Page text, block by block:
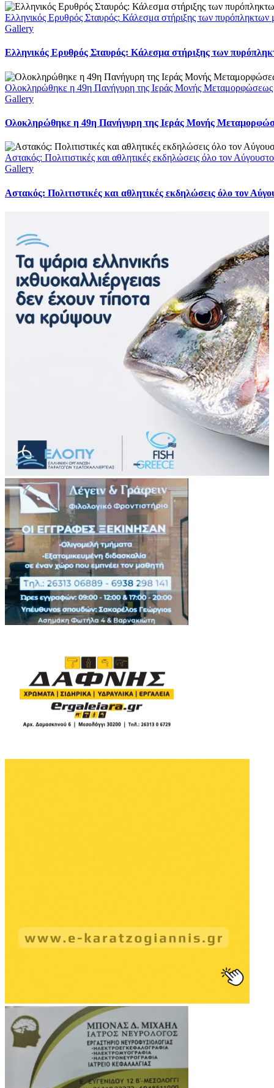
Ελληνικός Ερυθρός Σταυρός: Κάλεσμα στήριξης των πυρόπληκτων
Gallery
Ελληνικός Ερυθρός Σταυρός: Κάλεσμα στήριξης των
Ολοκληρώθηκε η 49η Πανήγυρη της Ιεράς Μονής
Gallery
Ολοκληρώθηκε η 49η Πανήγυρη της Ιεράς Μονής
Αστακός: Πολιτιστικές και αθλητικές εκδηλώσεις όλο τον
Gallery
Αστακός: Πολιτιστικές και αθλητικές εκδηλώσεις όλο τον